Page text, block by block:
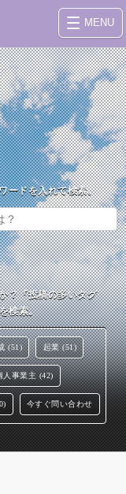
MENU
ードを入れて検索。
？『投稿の多いタグ
検索。
(51) 起業 (51)
人事業主 (42)
今すぐ問い合わせ